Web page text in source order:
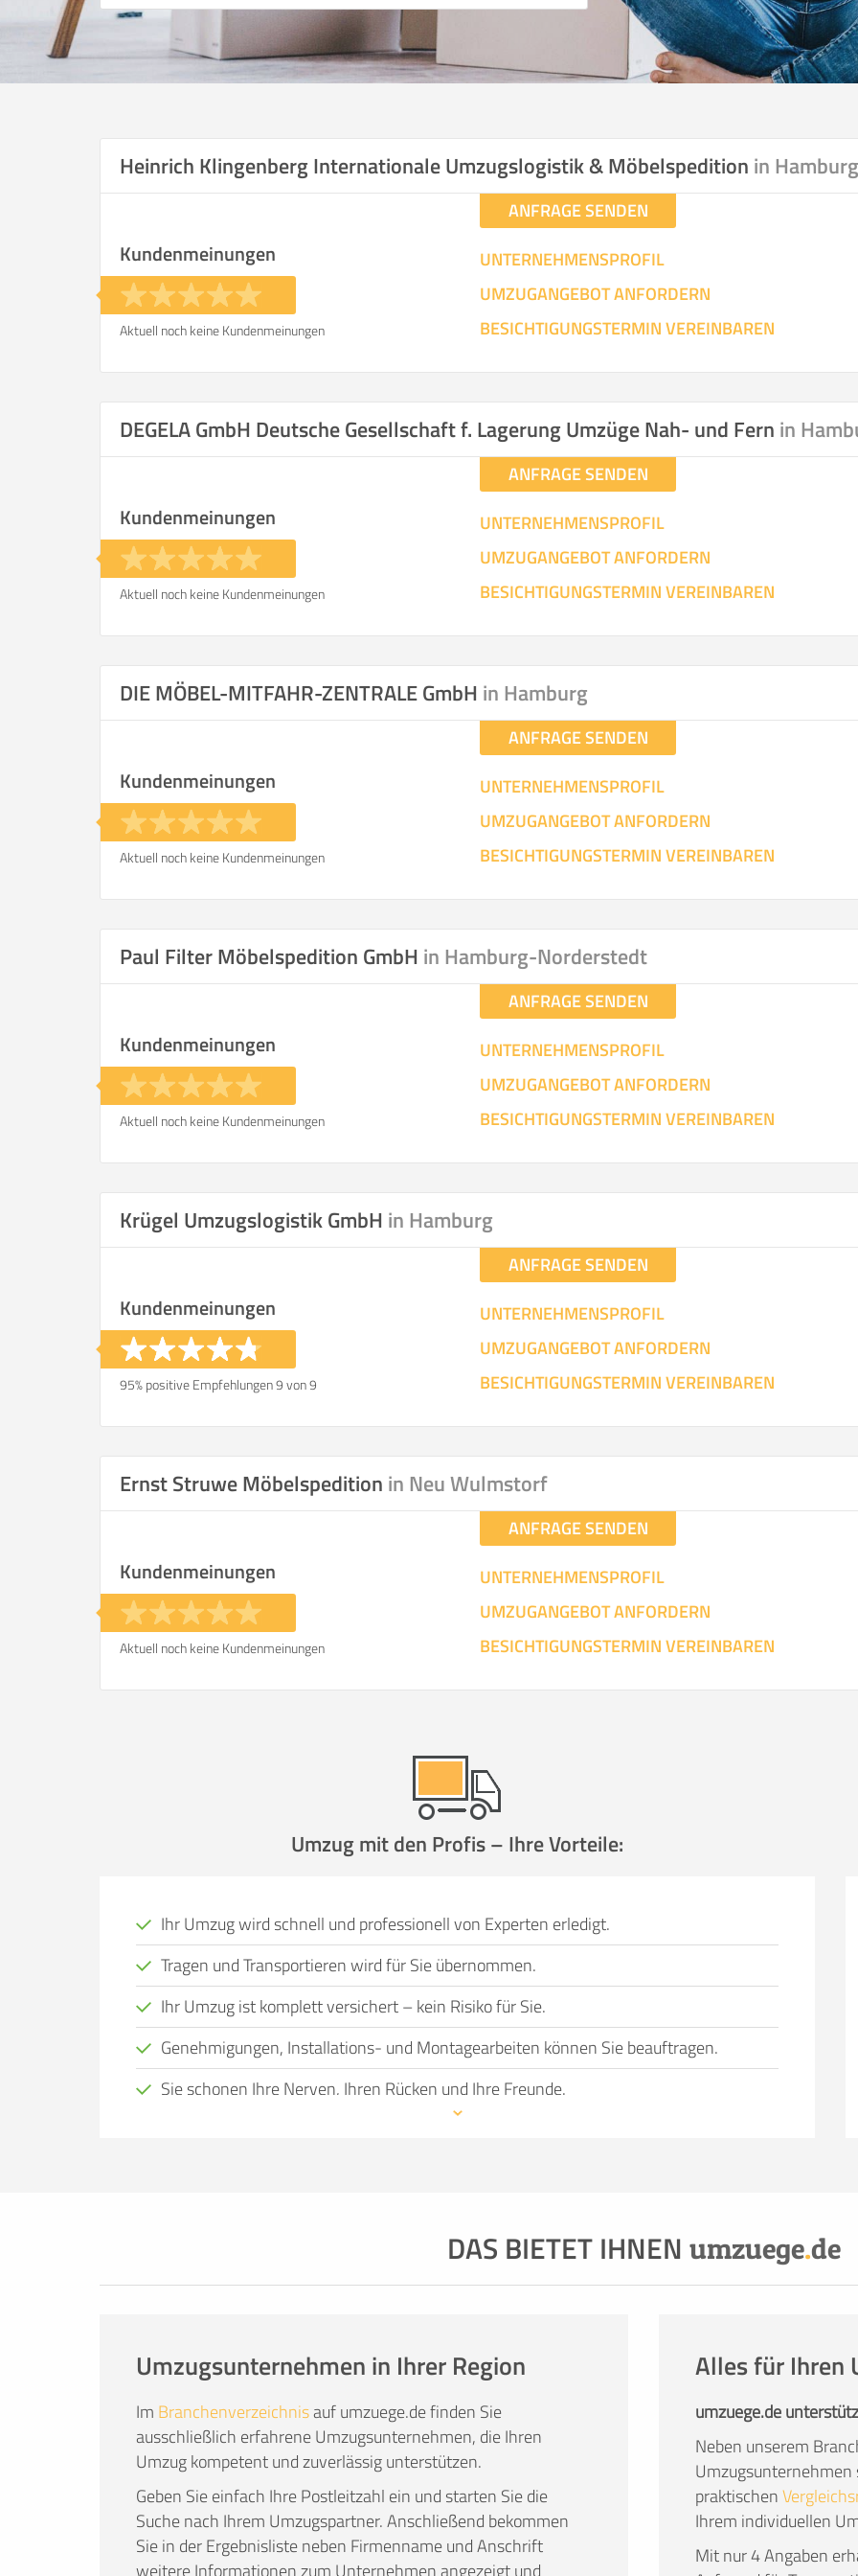
Heinrich Klingenberg Internationale Umzugslogistik & Möbelspedition in Hamburg
ANFRAGE SENDEN
UNTERNEHMENSPROFIL
UMZUGANGEBOT ANFORDERN
BESICHTIGUNGSTERMIN VEREINBAREN
Kundenmeinungen
Aktuell noch keine Kundenmeinungen
DEGELA GmbH Deutsche Gesellschaft f. Lagerung Umzüge Nah- und Fern in
ANFRAGE SENDEN
UNTERNEHMENSPROFIL
UMZUGANGEBOT ANFORDERN
BESICHTIGUNGSTERMIN VEREINBAREN
Kundenmeinungen
Aktuell noch keine Kundenmeinungen
DIE MÖBEL-MITFAHR-ZENTRALE GmbH in Hamburg
ANFRAGE SENDEN
UNTERNEHMENSPROFIL
UMZUGANGEBOT ANFORDERN
BESICHTIGUNGSTERMIN VEREINBAREN
Kundenmeinungen
Aktuell noch keine Kundenmeinungen
Paul Filter Möbelspedition GmbH in Hamburg-Norderstedt
ANFRAGE SENDEN
UNTERNEHMENSPROFIL
UMZUGANGEBOT ANFORDERN
BESICHTIGUNGSTERMIN VEREINBAREN
Kundenmeinungen
Aktuell noch keine Kundenmeinungen
Krügel Umzugslogistik GmbH in Hamburg
ANFRAGE SENDEN
UNTERNEHMENSPROFIL
UMZUGANGEBOT ANFORDERN
BESICHTIGUNGSTERMIN VEREINBAREN
Kundenmeinungen
95% positive Empfehlungen 9 von 9
Ernst Struwe Möbelspedition in Neu Wulmstorf
ANFRAGE SENDEN
UNTERNEHMENSPROFIL
UMZUGANGEBOT ANFORDERN
BESICHTIGUNGSTERMIN VEREINBAREN
Kundenmeinungen
Aktuell noch keine Kundenmeinungen
Umzug mit den Profis – Ihre Vorteile:
Ihr Umzug wird schnell und professionell von Experten erledigt.
Tragen und Transportieren wird für Sie übernommen.
Ihr Umzug ist komplett versichert – kein Risiko für Sie.
Genehmigungen, Installations- und Montagearbeiten können Sie beauftragen.
Sie schonen Ihre Nerven, Ihren Rücken und Ihre Freunde.
entspannt wie möglich zu gestalten und die Dienstleistung und Qualität von Profis in
DAS BIETET IHNEN umzuege.de
Umzugsunternehmen in Ihrer Region
Im Branchenverzeichnisauf umzuege.de finden Sie
ausschließlich erfahrene Umzugsunternehmen, die Ihren
Umzug kompetent und zuverlässig unterstützen.
Geben Sie einfach Ihre Postleitzahl ein und starten Sie die
Suche nach Ihrem Umzugspartner. Anschließend bekommen
Sie in der Ergebnisliste neben Firmenname und Anschrift
weitere Informationen zum Unternehmen angezeigt und
Alles für Ihren
umzuege.de
Neben unserem
praktischen
Ihrem individuellen
Mit nur 4 Angaben